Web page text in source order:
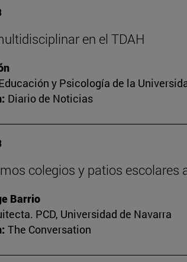
en el TDAH
y Psicología de la
Diario de Noticias
colegios y patios escolares
Barrio
PCD, Universidad de Navarra
The Conversation